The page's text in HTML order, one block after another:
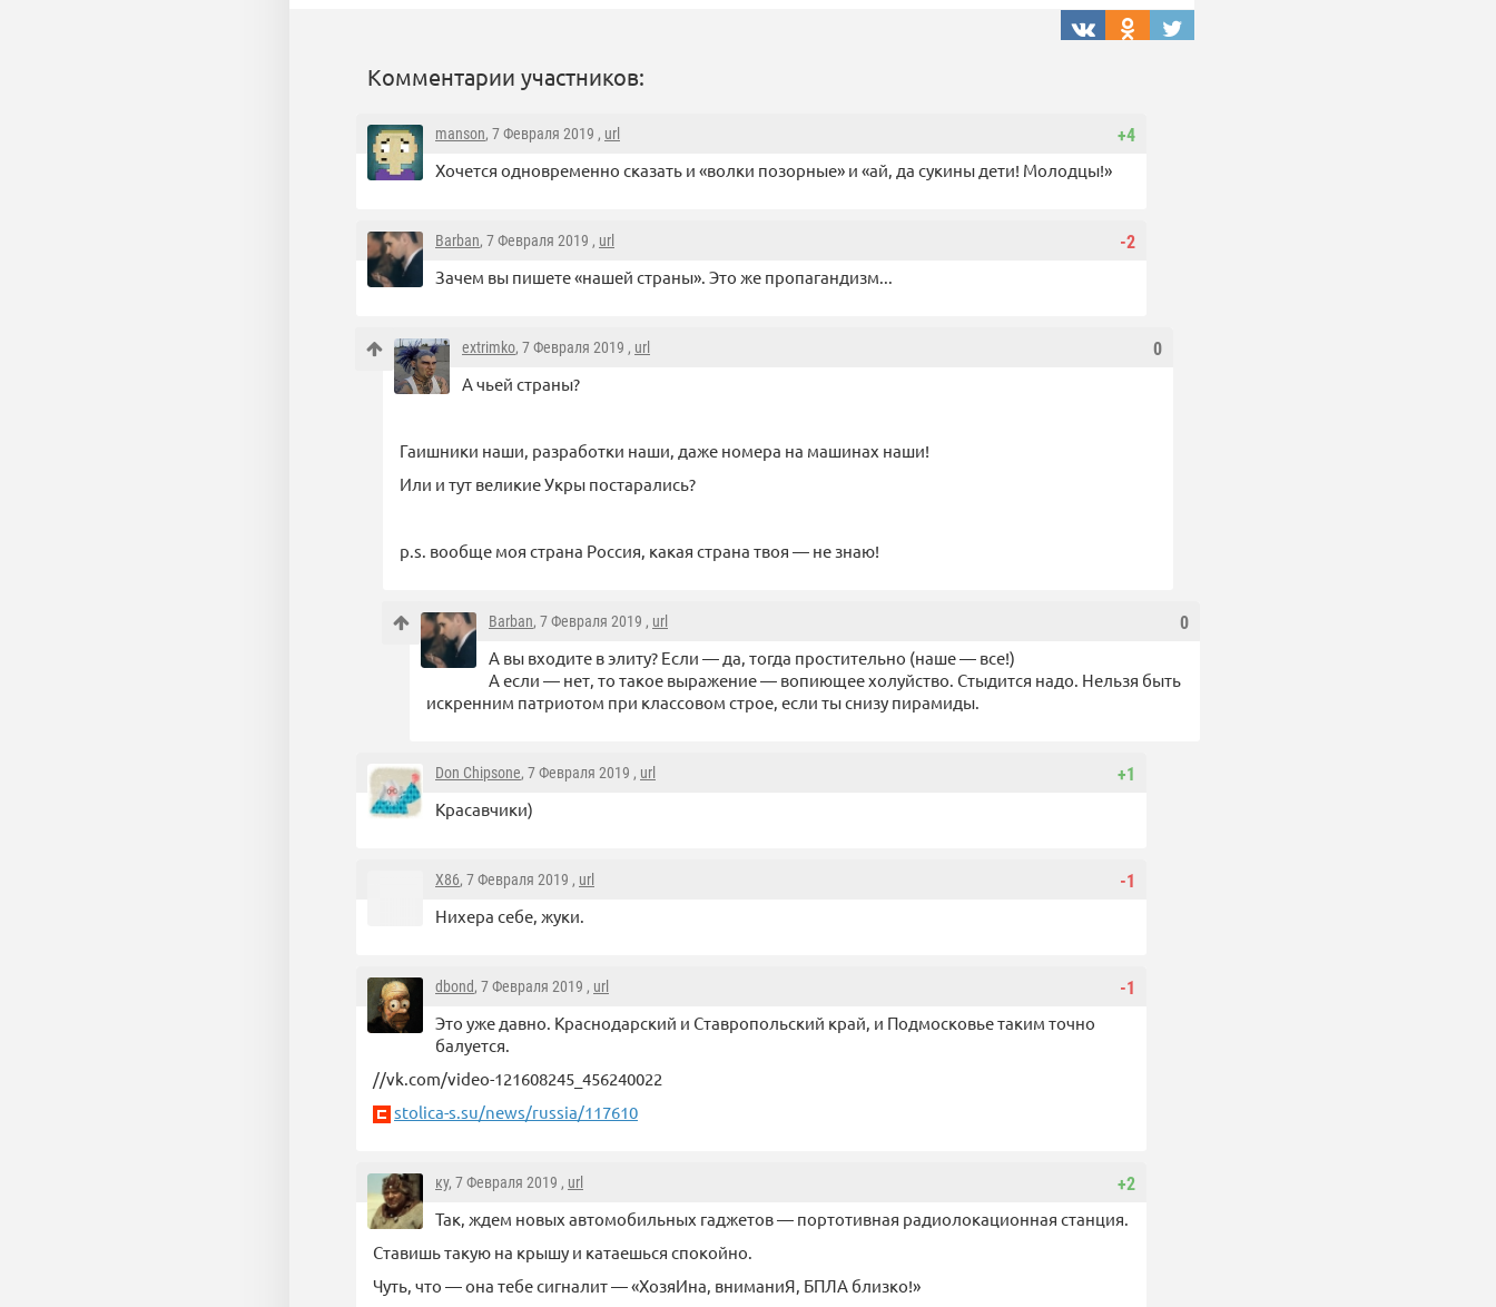
Комментарии участников:
+4
manson, 7 Февраля 2019 , url
Хочется одновременно сказать и «волки позорные» и «ай, да сукины дети! Молодцы!»
-2
Barban, 7 Февраля 2019 , url
Зачем вы пишете «нашей страны». Это же пропагандизм...
0
extrimko, 7 Февраля 2019 , url
А чьей страны?
Гаишники наши, разработки наши, даже номера на машинах наши!
Или и тут великие Укры постарались?
p.s. вообще моя страна Россия, какая страна твоя — не знаю!
0
Barban, 7 Февраля 2019 , url
А вы входите в элиту? Если — да, тогда простительно (наше — все!)
А если — нет, то такое выражение — вопиющее холуйство. Стыдится надо. Нельзя быть
искренним патриотом при классовом строе, если ты снизу пирамиды.
+1
Don Chipsone, 7 Февраля 2019 , url
Красавчики)
-1
X86, 7 Февраля 2019 , url
Нихера себе, жуки.
-1
dbond, 7 Февраля 2019 , url
Это уже давно. Краснодарский и Ставропольский край, и Подмосковье таким точно
балуется.
//vk.com/video-121608245_456240022
stolica-s.su/news/russia/117610
+2
ку, 7 Февраля 2019 , url
Так, ждем новых автомобильных гаджетов — портотивная радиолокационная станция.
Ставишь такую на крышу и катаешься спокойно.
Чуть, что — она тебе сигналит — «ХозяИна, вниманиЯ, БПЛА близко!»